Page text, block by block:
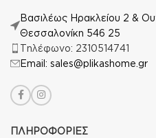
Βασιλέως Ηρακλείου 2 &
Θεσσαλονίκη 546 25
Τηλέφωνο: 2310514741
Email: sales@plikashome.gr
ΠΛΗΡΟΦΟΡΙΕΣ